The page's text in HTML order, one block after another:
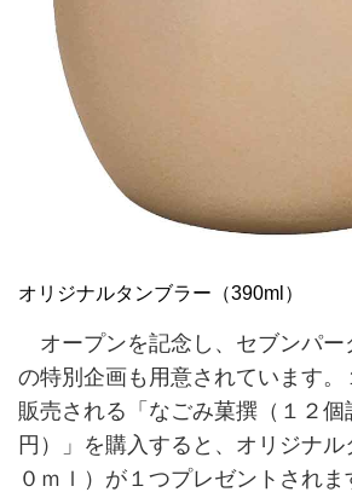
オリジナルタンブラー（390ml）
オープンを記念し、セブンパー
の特別企画も用意されています
販売される「なごみ菓撰（１２個
円）」を購入すると、オリジナル
０ｍｌ）が１つプレゼントされ